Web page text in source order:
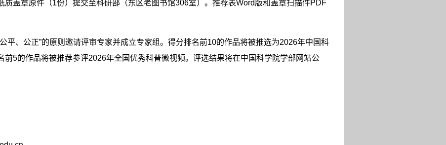
质盖章原件（1份）提交至科研部（东区老图书馆306室）。推荐表Word版和盖章扫描件PDF
平、公正”的原则邀请评审专家并成立专家组。得分排名前10的作品将被推选为2026年中国科
前5的作品将被推荐参评2026年全国优秀科普微视频。评选结果将在中国科学院学部网站公